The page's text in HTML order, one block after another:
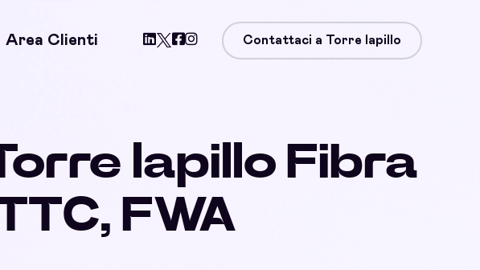
Area Clienti Contattaci a Torre lapillo
lapillo Fibra
FWA